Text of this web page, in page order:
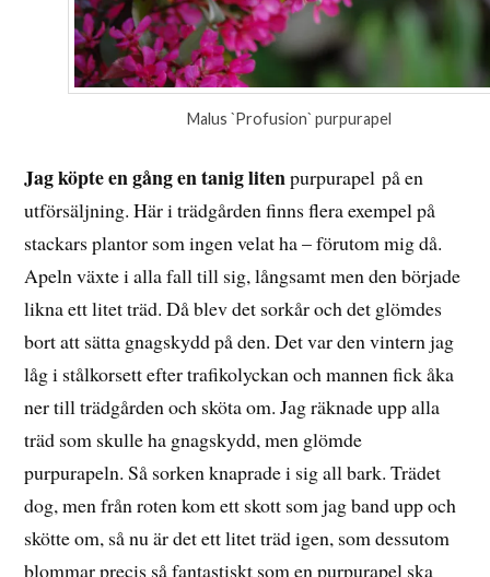
Malus `Profusion` purpurapel
Jag köpte en gång en tanig litenpurpurapel på en
utförsäljning. Här i trädgården finns flera exempel på
stackars plantor som ingen velat ha – förutom mig då.
Apeln växte i alla fall till sig, långsamt men den började
likna ett litet träd. Då blev det sorkår och det glömdes
bort att sätta gnagskydd på den. Det var den vintern jag
låg i stålkorsett efter trafikolyckan och mannen fick åka
ner till trädgården och sköta om. Jag räknade upp alla
träd som skulle ha gnagskydd, men glömde
purpurapeln. Så sorken knaprade i sig all bark. Trädet
dog, men från roten kom ett skott som jag band upp och
skötte om, så nu är det ett litet träd igen, som dessutom
blommar precis så fantastiskt som en purpurapel ska